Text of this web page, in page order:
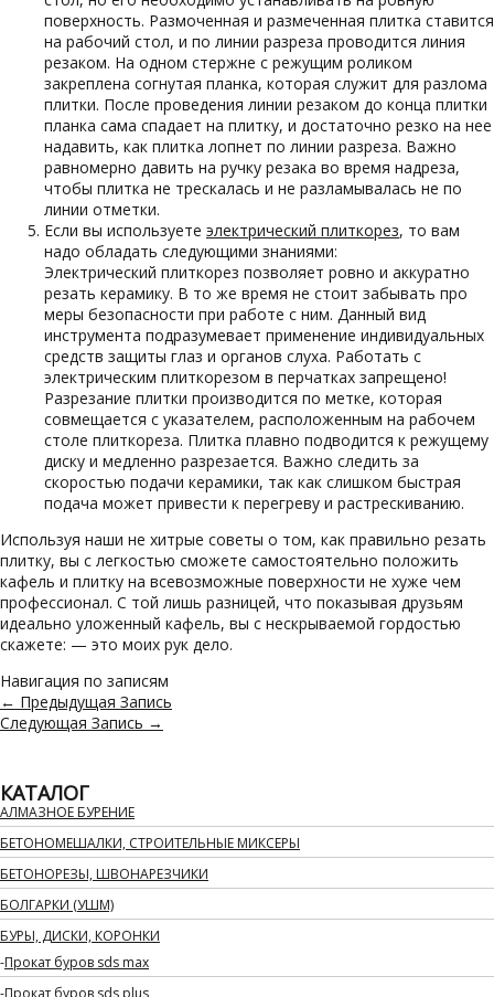
КАТАЛОГ
АЛМАЗНОЕ БУРЕНИЕ
БЕТОНОМЕШАЛКИ, СТРОИТЕЛЬНЫЕ МИКСЕРЫ
БЕТОНОРЕЗЫ, ШВОНАРЕЗЧИКИ
БОЛГАРКИ (УШМ)
БУРЫ, ДИСКИ, КОРОНКИ
Прокат буров sds max
Прокат буров sds plus
поверхность. Размоченная и размеченная плитка ставится
на рабочий стол, и по линии разреза проводится линия
резаком. На одном стержне с режущим роликом
закреплена согнутая планка, которая служит для разлома
плитки. После проведения линии резаком до конца плитки
планка сама спадает на плитку, и достаточно резко на нее
надавить, как плитка лопнет по линии разреза. Важно
равномерно давить на ручку резака во время надреза,
чтобы плитка не трескалась и не разламывалась не по
линии отметки.
Если вы используете электрический плиткорез, то вам
надо обладать следующими знаниями:
Электрический плиткорез позволяет ровно и аккуратно
резать керамику. В то же время не стоит забывать про
меры безопасности при работе с ним. Данный вид
инструмента подразумевает применение индивидуальных
средств защиты глаз и органов слуха. Работать с
электрическим плиткорезом в перчатках запрещено!
Разрезание плитки производится по метке, которая
совмещается с указателем, расположенным на рабочем
столе плиткореза. Плитка плавно подводится к режущему
диску и медленно разрезается. Важно следить за
скоростью подачи керамики, так как слишком быстрая
подача может привести к перегреву и растрескиванию.
Используя наши не хитрые советы о том, как правильно резать
плитку, вы с легкостью сможете самостоятельно положить
кафель и плитку на всевозможные поверхности не хуже чем
профессионал. С той лишь разницей, что показывая друзьям
идеально уложенный кафель, вы с нескрываемой гордостью
скажете: — это моих рук дело.
Навигация по записям
← Предыдущая Запись
Следующая Запись →